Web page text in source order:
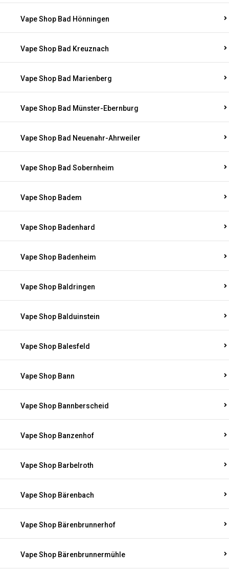
Vape Shop Bad Hönningen
Vape Shop Bad Kreuznach
Vape Shop Bad Marienberg
Vape Shop Bad Münster-Ebernburg
Vape Shop Bad Neuenahr-Ahrweiler
Vape Shop Bad Sobernheim
Vape Shop Badem
Vape Shop Badenhard
Vape Shop Badenheim
Vape Shop Baldringen
Vape Shop Balduinstein
Vape Shop Balesfeld
Vape Shop Bann
Vape Shop Bannberscheid
Vape Shop Banzenhof
Vape Shop Barbelroth
Vape Shop Bärenbach
Vape Shop Bärenbrunnerhof
Vape Shop Bärenbrunnermühle